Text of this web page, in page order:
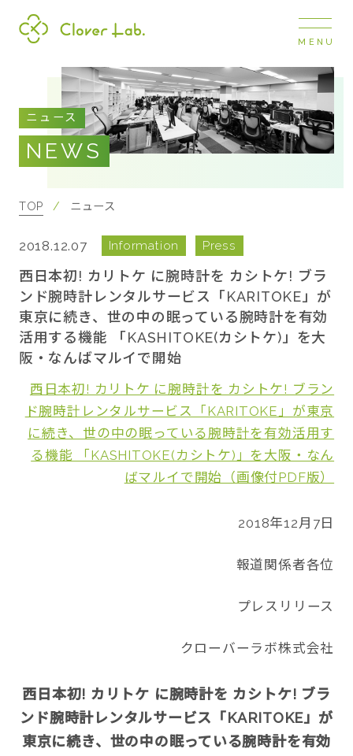
COMPANY
企業情報
ナビ
事業展開
RECRUIT
採用情報
NEWS
お知らせ
CONTACT
MENU
ニュース
NEWS
TOP ニュース
西日本初! カリトケ に腕時計を カシトケ! ブラ
ンド腕時計レンタルサービス「KARITOKE」が
東京に続き、世の中の眠っている腕時計を有効
活用する機能 「KASHITOKE(カシトケ)」を大
阪・なんばマルイで開始
2018.12.07 Information Press
西日本初! カリトケ に腕時計を カシトケ! ブラン
ド腕時計レンタルサービス「KARITOKE」が東京
に続き、世の中の眠っている腕時計を有効活用す
る機能 「KASHITOKE(カシトケ)」を大阪・なん
ばマルイで開始（画像付PDF版）
2018年12月7日
報道関係者各位
プレスリリース
クローバーラボ株式会社
西日本初! カリトケ に腕時計を カシトケ! ブラ
ンド腕時計レンタルサービス「KARITOKE」が
東京に続き、世の中の眠っている腕時計を有効